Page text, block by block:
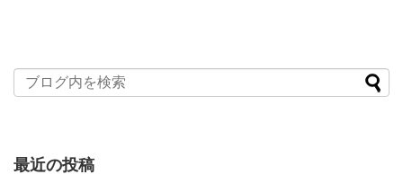
最近の投稿